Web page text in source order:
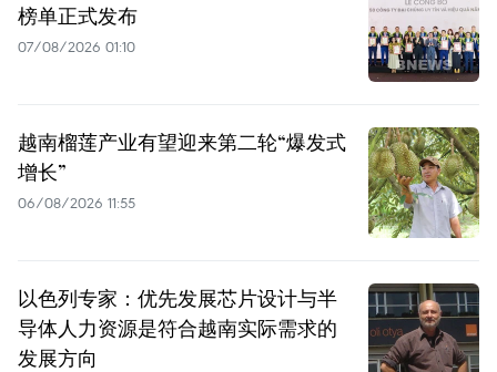
榜单正式发布
07/08/2026 01:10
越南榴莲产业有望迎来第二轮“爆发式
增长”
06/08/2026 11:55
以色列专家：优先发展芯片设计与半
导体人力资源是符合越南实际需求的
发展方向